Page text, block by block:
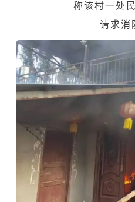
称该村一处
请求消